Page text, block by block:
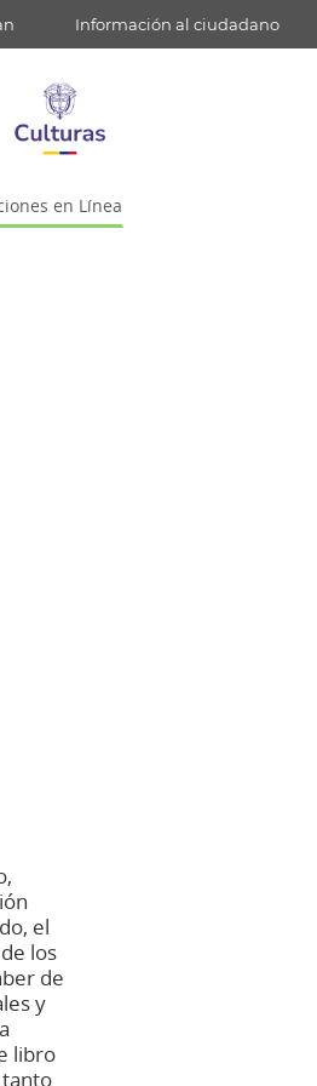
Información al ciudadano
en Línea
el
los
de
y
libro